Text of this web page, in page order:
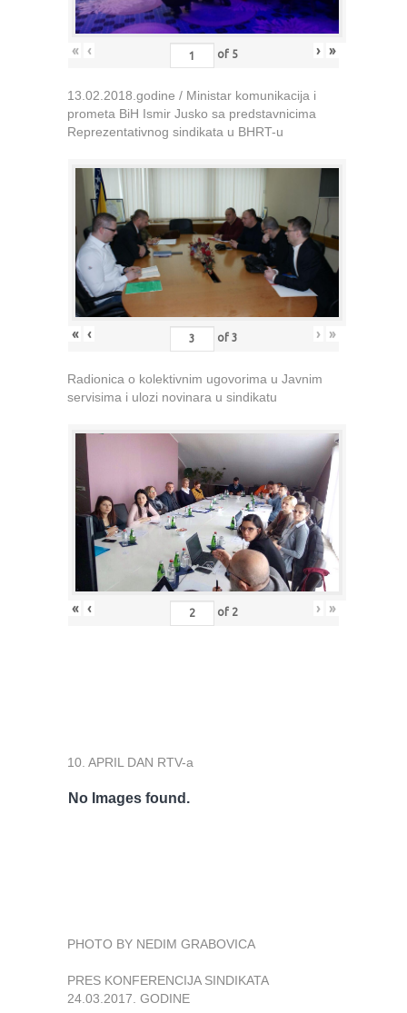
« ‹ of 5 › »
13.02.2018.godine / Ministar komunikacija i
prometa BiH Ismir Jusko sa predstavnicima
Reprezentativnog sindikata u BHRT-u
« ‹ of 3 › »
Radionica o kolektivnim ugovorima u Javnim
servisima i ulozi novinara u sindikatu
« ‹ of 2 › »
10. APRIL DAN RTV-a
No Images found.
PHOTO BY NEDIM GRABOVICA
PRES KONFERENCIJA SINDIKATA
24.03.2017. GODINE